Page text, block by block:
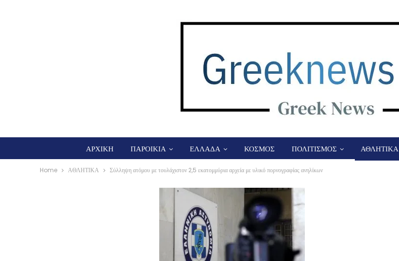
ΑΡΧΙΚΗ ΠΑΡΟΙΚΙΑ ΕΛΛΑΔΑ ΚΟΣΜΟΣ ΠΟΛΙΤΙΣΜΟΣ ΑΘΛΗΤΙΚΑ
Home ΑΘΛΗΤΙΚΑ Σύλληψη ατόμου με τουλάχιστον 2,5 εκατομμύρια αρχεία με υλικό πορνογραφίας ανηλίκων